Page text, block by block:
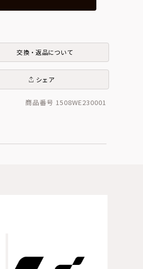
交換・返品について
シェア
商品番号 1508WE230001